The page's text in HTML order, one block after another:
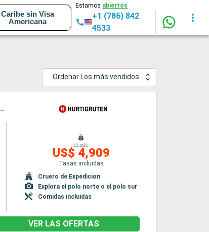
Caribe sin Visa
Americana
Estamos abiertos
+1 (786) 842
4533
Ordenar Los más vendidos
Itinerario : Bergen, Andalsnes, Traena, Reine, Tromso, Honningsvag, Longyearbyen, Ny Alesund, Tromso, Trondheim, Stokmarknes, Svolvaer, Stokmarknes, Svolvaer, Alesund, Spitzberg, Bergen, Alesund, Spitzberg, Bergen
desde
US$ 4,909
Tasas incluidas
Cruero de Expedicion
Explora el polo norte o el polo sur
Comidas incluidas
VER LAS OFERTAS